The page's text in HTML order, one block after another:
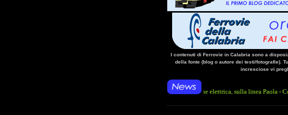
I contenuti di Ferrovie in Calabria sono a
della fonte (blog o autore dei testi/fotografie).
incresciose vi
• 14/10/14 • La mancanza di energia per l'alimentazione elettrica, sulla linea Paola -